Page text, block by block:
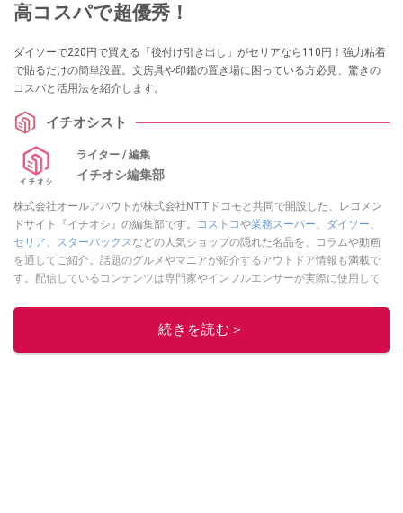
高コスパで超優秀！
ダイソーで220円で買える「後付け引き出し」がセリアなら110円！強力粘着
で貼るだけの簡単設置。文房具や印鑑の置き場に困っている方必見、驚きの
コスパと活用法を紹介します。
イチオシスト
ライター / 編集
イチオシ編集部
株式会社オールアバウトが株式会社NTTドコモと共同で開設した、レコメン
ドサイト『イチオシ』の編集部です。
コストコや業務スーパー、 ダイソー、
セリア、 スターバックスなどの人気ショップの隠れた名品を、コラムや動画
を通してご紹介。話題のグルメやマニアが紹介するアウトドア情報も満載で
す。配信しているコンテンツは専門家やインフルエンサーが実際に使用して
ニュースでフォロー
続きを読む＞